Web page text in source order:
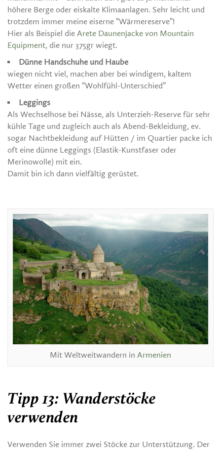
höhere Berge oder eiskalte Klimaanlagen. Sehr leicht und
trotzdem immer meine eiserne “Wärmereserve”!
Hier als Beispiel die Arete Daunenjacke von Mountain
Equipment, die nur 375gr wiegt.
Dünne Handschuhe und Haube
wiegen nicht viel, machen aber bei windigem, kaltem
Wetter einen großen “Wohlfühl-Unterschied”
Leggings
Als Wechselhose bei Nässe, als Unterzieh-Reserve für sehr
kühle Tage und zugleich auch als Abend-Bekleidung, ev.
sogar Nachtbekleidung auf Hütten / im Quartier packe ich
oft eine dünne Leggings (Elastik-Kunstfaser oder
Merinowolle) mit ein.
Damit bin ich dann vielfältig gerüstet.
Mit Weltweitwandern in Armenien
Tipp 13: Wanderstöcke
verwenden
Verwenden Sie immer zwei Stöcke zur Unterstützung. Der